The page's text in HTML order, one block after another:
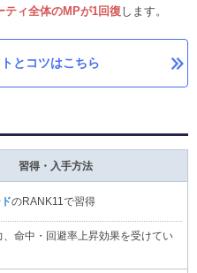
ティ全体のMPが1回復 します。
とコツはこちら
習得・入手方法
のRANK11で習得
命中・回避率上昇効果を受けてい